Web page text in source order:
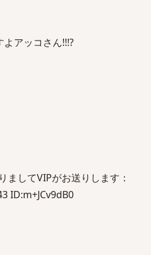
アッコさん!!!?
ましてVIPがお送りします：
ID:m+JCv9dB0